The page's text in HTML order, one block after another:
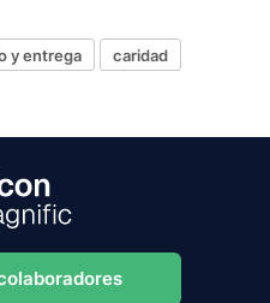
y entrega
caridad